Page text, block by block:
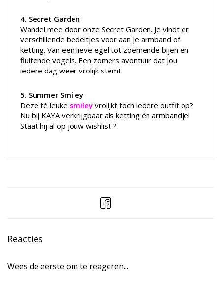
4. Secret Garden
Wandel mee door onze Secret Garden. Je vindt er
verschillende bedeltjes voor aan je armband of
ketting. Van een lieve egel tot zoemende bijen en
fluitende vogels. Een zomers avontuur dat jou
iedere dag weer vrolijk stemt.
5. Summer Smiley
Deze té leuke smiley vrolijkt toch iedere outfit op?
Nu bij KAYA verkrijgbaar als ketting én armbandje!
Staat hij al op jouw wishlist ?
Reacties
Wees de eerste om te reageren...